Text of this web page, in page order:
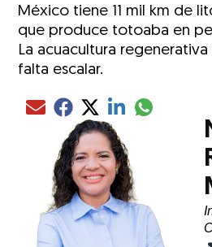
México tiene 11 mil km de
que produce totoaba en
La acuacultura
falta escalar.
Compartir el artículo actual
Compartir el artículo actual
Compartir el artículo
Compartir el
Compartir el